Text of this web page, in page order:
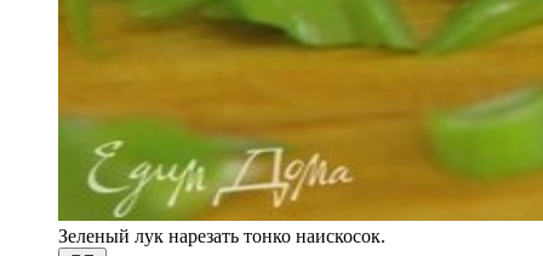
Зеленый лук нарезать тонко наискосок.